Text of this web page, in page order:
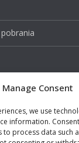
Manage Consent
we use
information.
to process data such
na tłoki